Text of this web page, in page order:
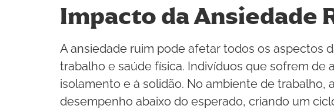
Impacto da Ansiedade
A ansiedade ruim pode afetar todos os aspectos
trabalho e saúde física. Indivíduos que sofrem
isolamento e à solidão. No ambiente de
desempenho abaixo do esperado, criando um